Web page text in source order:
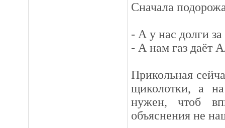
Сначала
- А у нас долги за
- А нам газ даёт
Прикольная
щиколотки, а
нужен, чтоб
объяснения не